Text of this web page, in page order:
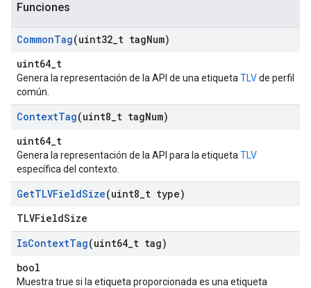
Funciones
CommonTag(uint32 t tagNum)
uint64_t
Genera la representación de la API de una etiqueta TLVde perfil
común.
ContextTag(uint8 t tagNum)
uint64_t
Genera la representación de la API para la etiqueta TLV
específica del contexto.
GetTLVFieldSize(uint8 t type)
TLVFieldSize
IsContextTag(uint64 t tag)
bool
Muestra true si la etiqueta proporcionada es una etiqueta